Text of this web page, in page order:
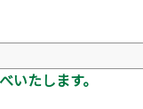
たします。